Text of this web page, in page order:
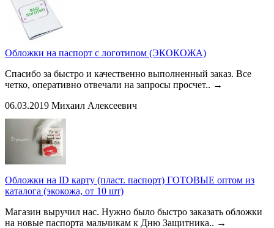
Обложки на паспорт с логотипом (ЭКОКОЖА)
Спасибо за быстро и качественно выполненный заказ. Все
четко, оперативно отвечали на запросы просчет.. →
06.03.2019 Михаил Алексеевич
Обложки на ID карту (пласт. паспорт) ГОТОВЫЕ оптом из
каталога (экокожа, от 10 шт)
Магазин выручил нас. Нужно было быстро заказать обложки
на новые паспорта мальчикам к Дню Защитника.. →